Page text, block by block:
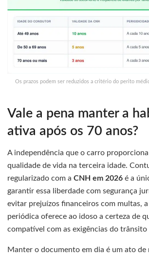
Os prazos podem ser reduzidos a critério do perito
Vale a pena manter a
ativa após os 70 anos?
A independência que o carro
qualidade de vida na terceira idade.
regularizado com a CNH em 2026 é a
garantir essa liberdade com segurança
evitar prejuízos financeiros com multas,
periódica oferece ao idoso a certeza de
compatível com as exigências do trânsito
Manter o documento em dia é um ato de